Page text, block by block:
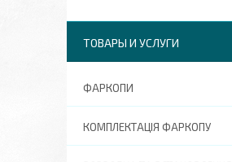
ТОВАРЫ И УСЛУГИ
ФАРКОПИ
КОМПЛЕКТАЦІЯ ФАРКОПУ